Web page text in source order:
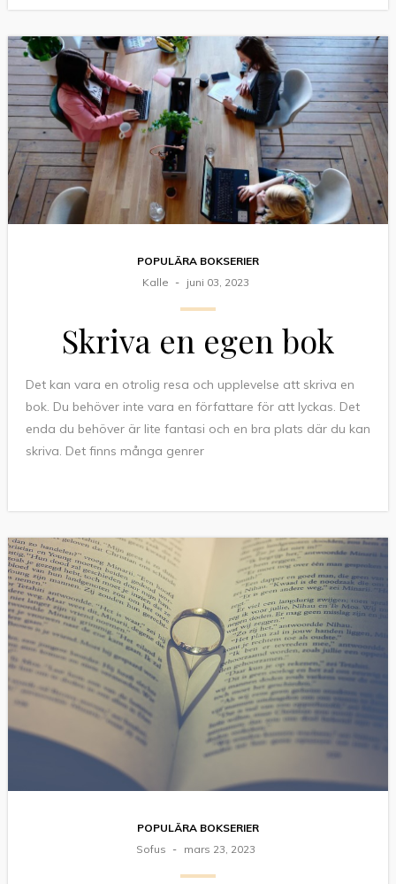
POPULÄRA BOKSERIER
Kalle
juni 03, 2023
Skriva en egen bok
Det kan vara en otrolig resa och upplevelse att skriva en
bok. Du behöver inte vara en författare för att lyckas. Det
enda du behöver är lite fantasi och en bra plats där du kan
skriva. Det finns många genrer
POPULÄRA BOKSERIER
Sofus
mars 23, 2023